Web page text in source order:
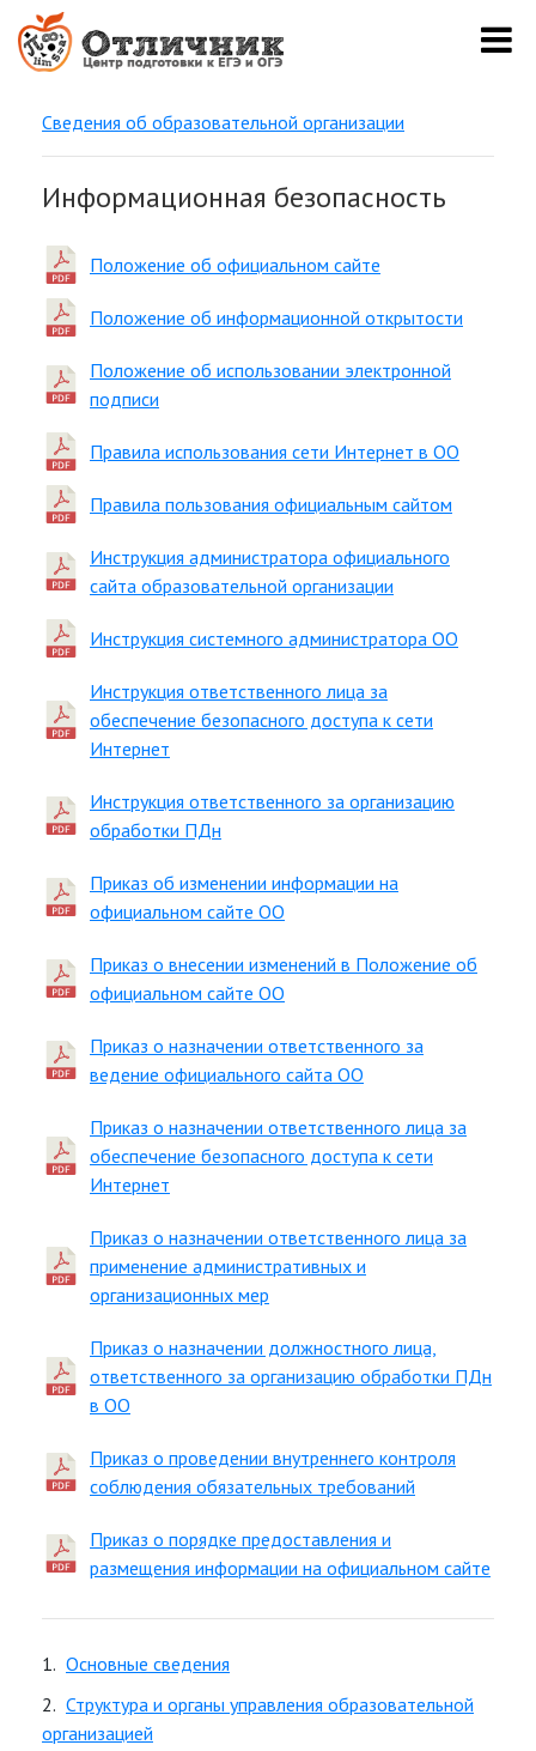
Сведения об образовательной организации
Основные сведения
Структура и органы управления образовательной
организацией
Информационная безопасность
Положение об официальном сайте
Положение об информационной открытости
Положение об использовании электронной
подписи
Правила использования сети Интернет в ОО
Правила пользования официальным сайтом
Инструкция администратора официального
сайта образовательной организации
Инструкция системного администратора ОО
Инструкция ответственного лица за
обеспечение безопасного доступа к сети
Интернет
Инструкция ответственного за организацию
обработки ПДн
Приказ об изменении информации на
официальном сайте ОО
Приказ о внесении изменений в Положение об
официальном сайте ОО
Приказ о назначении ответственного за
ведение официального сайта ОО
Приказ о назначении ответственного лица за
обеспечение безопасного доступа к сети
Интернет
Приказ о назначении ответственного лица за
применение административных и
организационных мер
Приказ о назначении должностного лица,
ответственного за организацию обработки ПДн
в ОО
Приказ о проведении внутреннего контроля
соблюдения обязательных требований
Приказ о порядке предоставления и
размещения информации на официальном сайте